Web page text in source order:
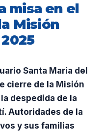
misa en el
Misión
Santa María del
cierre de la Misión
despedida de la
Autoridades de la
y sus familias